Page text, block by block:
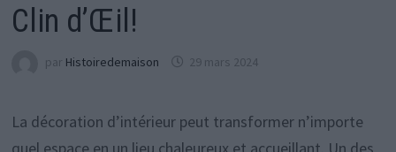
Clin d’Œil!
par Histoiredemaison 29 mars 2024
La décoration d’intérieur peut transformer n’importe